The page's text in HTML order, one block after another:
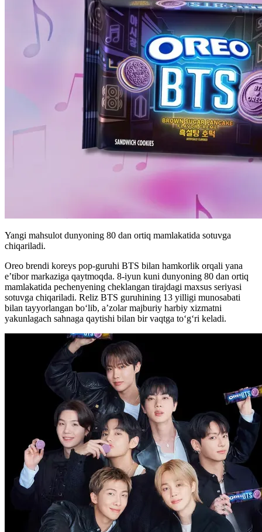
Yangi mahsulot dunyoning 80 dan ortiq mamlakatida sotuvga
chiqariladi.
Oreo brendi koreys pop-guruhi BTS bilan hamkorlik orqali yana
e’tibor markaziga qaytmoqda. 8-iyun kuni dunyoning 80 dan ortiq
mamlakatida pechenyening cheklangan tirajdagi maxsus seriyasi
sotuvga chiqariladi. Reliz BTS guruhining 13 yilligi munosabati
bilan tayyorlangan bo‘lib, a’zolar majburiy harbiy xizmatni
yakunlagach sahnaga qaytishi bilan bir vaqtga to‘g‘ri keladi.